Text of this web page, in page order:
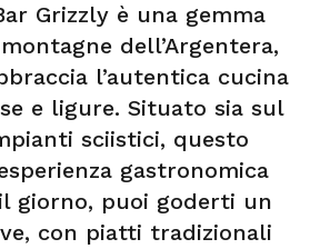
Grizzly è una gemma
dell’Argentera,
l’autentica cucina
e ligure. Situato sia sul
sciistici, questo
gastronomica
giorno, puoi goderti un
con piatti tradizionali